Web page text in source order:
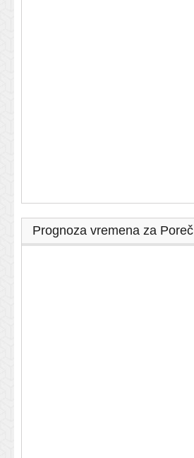
Prognoza vremena za Poreč